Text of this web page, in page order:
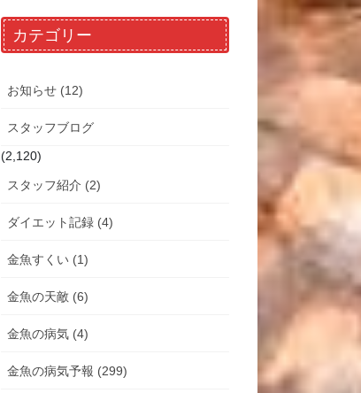
カテゴリー
お知らせ (12)
スタッフブログ
(2,120)
スタッフ紹介 (2)
ダイエット記録 (4)
金魚すくい (1)
金魚の天敵 (6)
金魚の病気 (4)
金魚の病気予報 (299)